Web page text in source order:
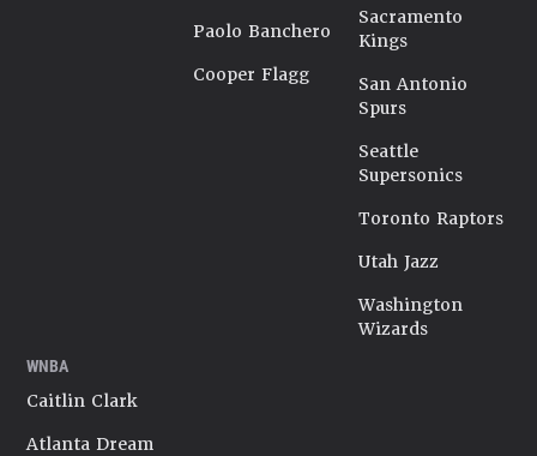
Paolo Banchero
Cooper Flagg
Sacramento
Kings
San Antonio
Spurs
Seattle
Supersonics
Toronto Raptors
Utah Jazz
Washington
Wizards
WNBA
Caitlin Clark
Atlanta Dream